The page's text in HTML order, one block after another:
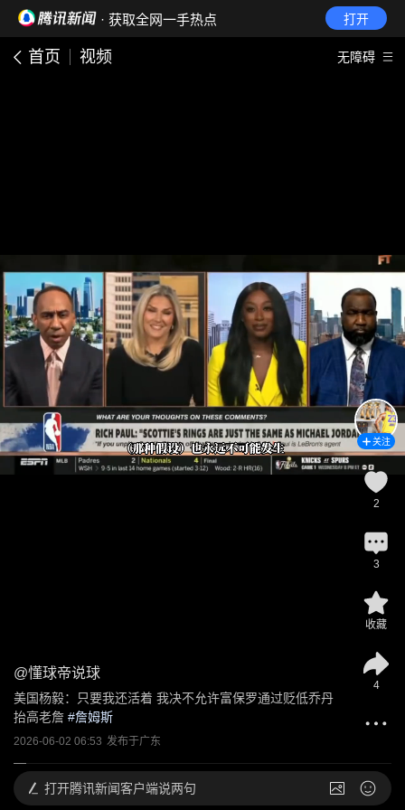
· 获取全网一手热点 打开
首页 视频 无障碍
@懂球帝说球
美国杨毅：只要我还活着 我决不允许富保罗通过贬低乔丹
抬高老詹 #詹姆斯
2026-06-02 06:53 发布于广东
关注
2
3
收藏
4
打开腾讯新闻客户端说两句